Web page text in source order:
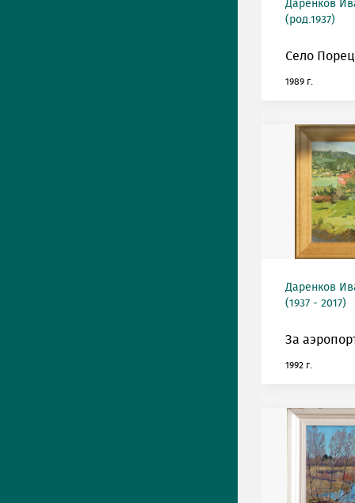
Даренков
(род.1937)
Село
1989 г.
Даренков
(1937 - 2017)
За
1992 г.